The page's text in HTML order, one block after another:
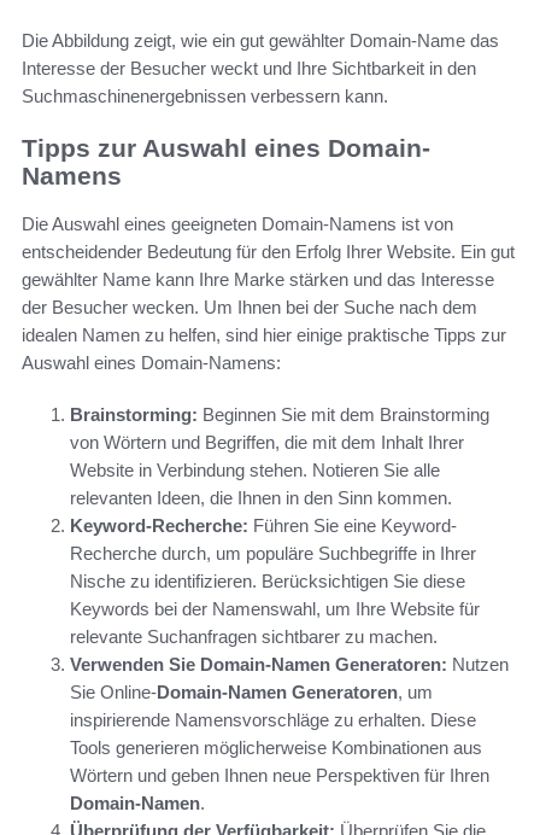
Die Abbildung zeigt, wie ein gut gewählter Domain-Name das
Interesse der Besucher weckt und Ihre Sichtbarkeit in den
Suchmaschinenergebnissen verbessern kann.
Tipps zur Auswahl eines Domain-
Namens
Die Auswahl eines geeigneten Domain-Namens ist von
entscheidender Bedeutung für den Erfolg Ihrer Website. Ein gut
gewählter Name kann Ihre Marke stärken und das Interesse
der Besucher wecken. Um Ihnen bei der Suche nach dem
idealen Namen zu helfen, sind hier einige praktische Tipps zur
Auswahl eines Domain-Namens:
Brainstorming: Beginnen Sie mit dem Brainstorming
von Wörtern und Begriffen, die mit dem Inhalt Ihrer
Website in Verbindung stehen. Notieren Sie alle
relevanten Ideen, die Ihnen in den Sinn kommen.
Keyword-Recherche: Führen Sie eine Keyword-
Recherche durch, um populäre Suchbegriffe in Ihrer
Nische zu identifizieren. Berücksichtigen Sie diese
Keywords bei der Namenswahl, um Ihre Website für
relevante Suchanfragen sichtbarer zu machen.
Verwenden Sie Domain-Namen Generatoren: Nutzen
Sie Online-Domain-Namen Generatoren, um
inspirierende Namensvorschläge zu erhalten. Diese
Tools generieren möglicherweise Kombinationen aus
Wörtern und geben Ihnen neue Perspektiven für Ihren
Domain-Namen.